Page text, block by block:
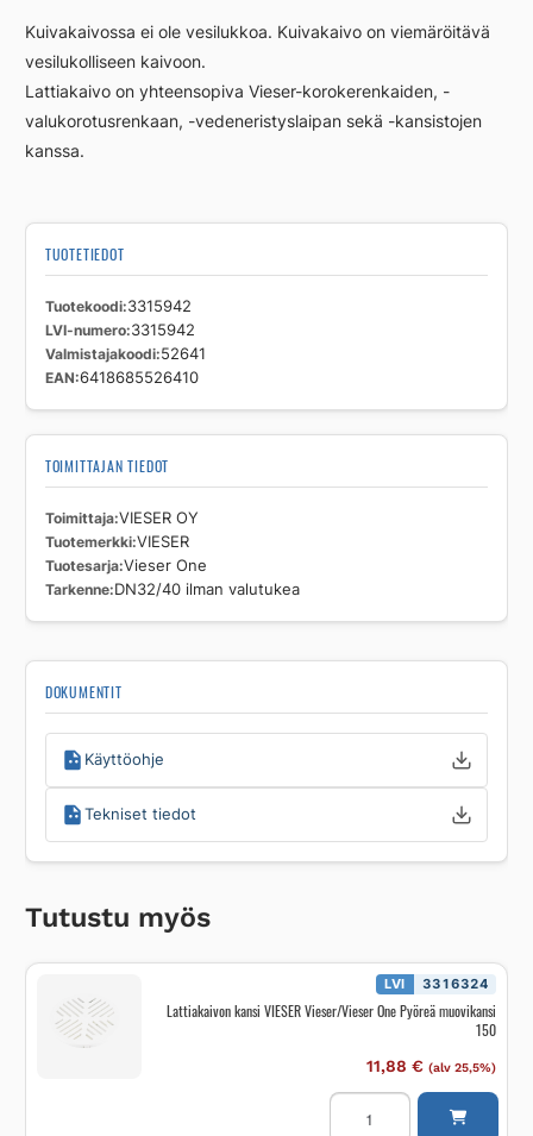
Kuivakaivossa ei ole vesilukkoa. Kuivakaivo on viemäröitävä
vesilukolliseen kaivoon.
Lattiakaivo on yhteensopiva Vieser-korokerenkaiden, -
valukorotusrenkaan, -vedeneristyslaipan sekä -kansistojen
kanssa.
TUOTETIEDOT
Tuotekoodi 3315942
LVI-numero 3315942
Valmistajakoodi 52641
EAN 6418685526410
TOIMITTAJAN TIEDOT
Toimittaja VIESER OY
Tuotemerkki VIESER
Tuotesarja Vieser One
Tarkenne DN32/40 ilman valutukea
DOKUMENTIT
Käyttöohje
Tekniset tiedot
Tutustu myös
LVI 3316324
Lattiakaivon kansi VIESER Vieser/Vieser One Pyöreä muovikansi
150
11,88 € (alv 25,5%)
Lattiakaivon
kansi